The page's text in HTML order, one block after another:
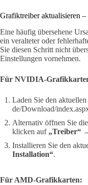
Grafiktreiber aktualisieren –
Eine häufig übersehene
ein veralteter oder
Sie diesen Schritt nicht
Einstellungen vornehmen.
Für NVIDIA-
Laden Sie den
de/Download/
Alternativ öffnen Sie die
klicken auf „Treiber“
Installieren Sie den
Installation“.
Für AMD-Grafikkarten: